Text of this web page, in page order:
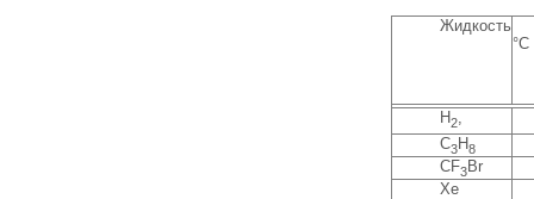
Жидкость
°С
H2
C3H8
CF3Br
Хе